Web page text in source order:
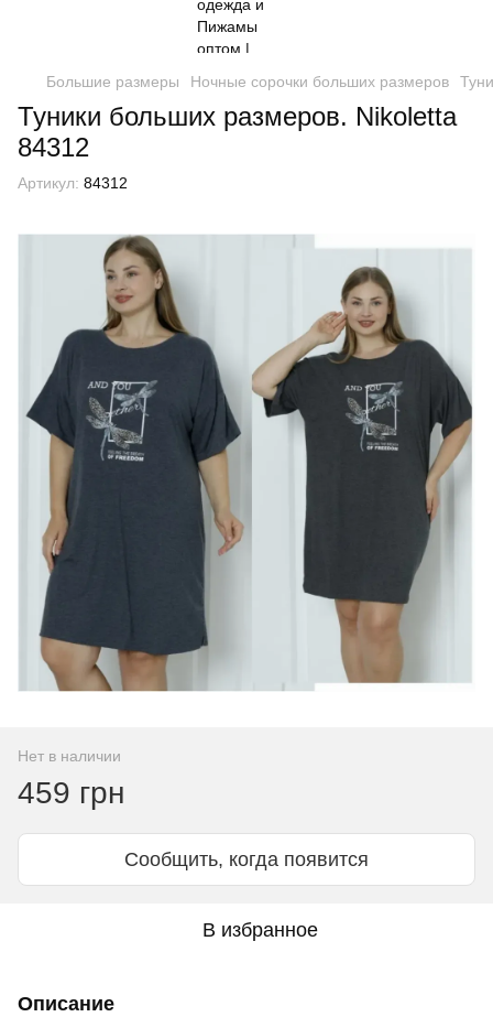
Большие размеры Ночные сорочки больших размеров
Туники больших размеров. Nikoletta
84312
Артикул: 84312
Нет в наличии
459 грн
Сообщить, когда появится
В избранное
Описание